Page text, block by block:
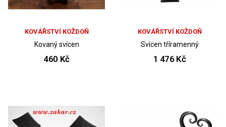
KOVÁŘSTVÍ KOŽDOŇ
Kovaný svícen
460 Kč
KOVÁŘSTVÍ KOŽDOŇ
Svícen tříramenný
1 476 Kč